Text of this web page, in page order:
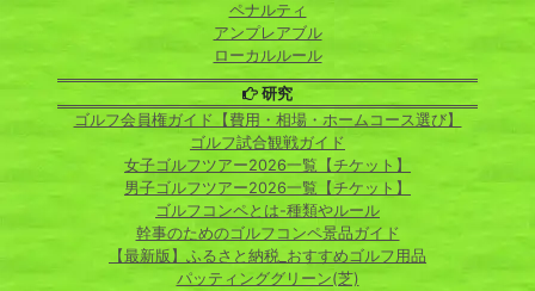
ペナルティ
アンプレアブル
ローカルルール
研究
ゴルフ会員権ガイド【費用・相場・ホームコース選び】
ゴルフ試合観戦ガイド
女子ゴルフツアー2026一覧【チケット】
男子ゴルフツアー2026一覧【チケット】
ゴルフコンペとは-種類やルール
幹事のためのゴルフコンペ景品ガイド
【最新版】ふるさと納税_おすすめゴルフ用品
パッティンググリーン(芝)